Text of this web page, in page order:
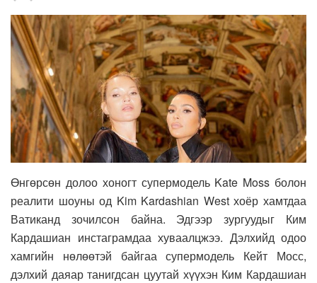
Өнгөрсөн долоо хоногт супермодель Kate Moss болон
реалити шоуны од Kim Kardashian West хоёр хамтдаа
Ватиканд зочилсон байна. Эдгээр зургуудыг Ким
Кардашиан инстаграмдаа хуваалцжээ. Дэлхийд одоо
хамгийн нөлөөтэй байгаа супермодель Кейт Мосс,
дэлхий даяар танигдсан цуутай хүүхэн Ким Кардашиан